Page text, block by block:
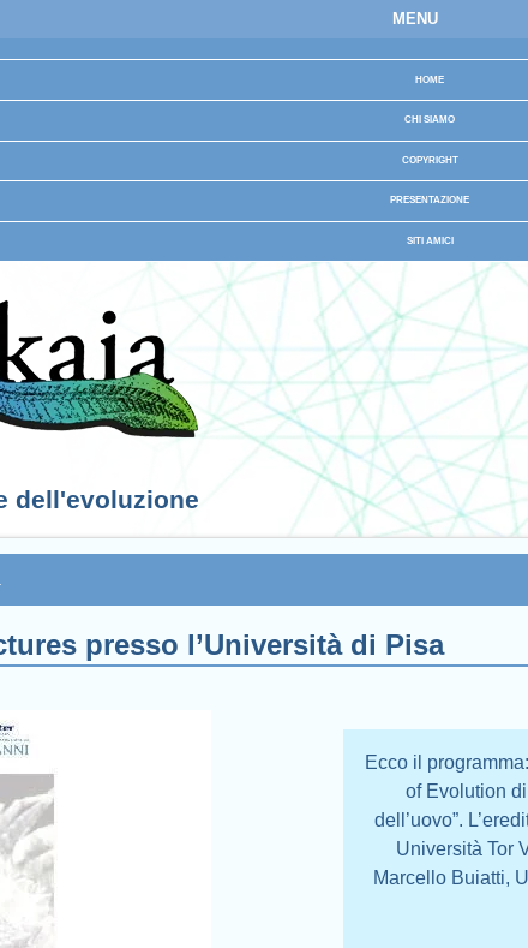
MENU
HOME
CHI SIAMO
COPYRIGHT
PRESENTAZIONE
SITI AMICI
dell'evoluzione
presso l’Università di Pisa
Ecco il
of Evolution
dell’uovo”.
Università Tor
Marcello Buiatti,